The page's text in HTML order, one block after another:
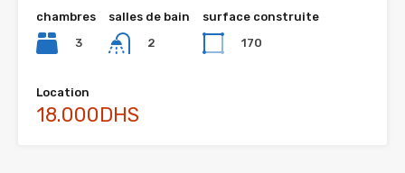
chambres
3
salles de bain
2
surface construite
170
Location
18.000DHS